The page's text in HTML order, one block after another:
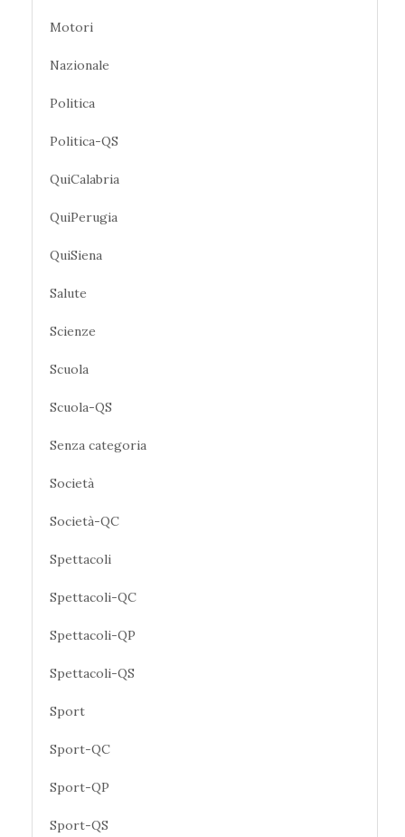
Motori
Nazionale
Politica
Politica-QS
QuiCalabria
QuiPerugia
QuiSiena
Salute
Scienze
Scuola
Scuola-QS
Senza categoria
Società
Società-QC
Spettacoli
Spettacoli-QC
Spettacoli-QP
Spettacoli-QS
Sport
Sport-QC
Sport-QP
Sport-QS